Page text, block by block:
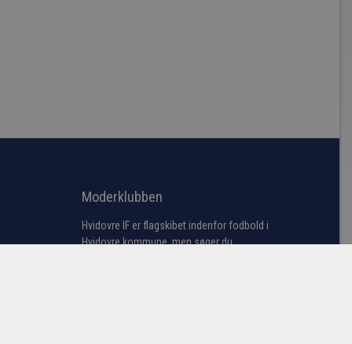
Moderklubben
Hvidovre IF er flagskibet indenfor fodbold i
Hvidovre kommune, men søger du